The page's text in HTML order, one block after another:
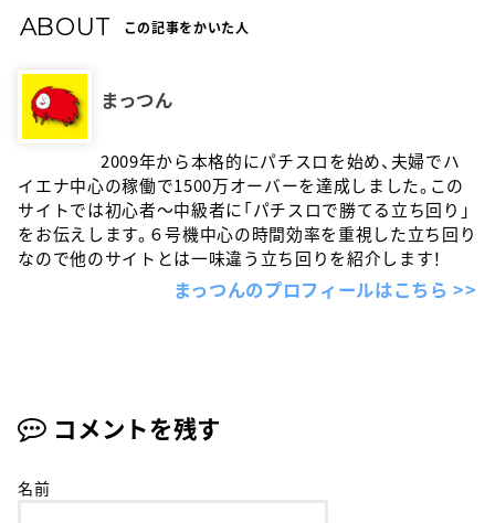
ABOUT この記事をかいた人
まっつん
2009年から本格的にパチスロを始め、夫婦でハ
イエナ中心の稼働で1500万オーバーを達成しました。この
サイトでは初心者〜中級者に「パチスロで勝てる立ち回り」
をお伝えします。６号機中心の時間効率を重視した立ち回り
なので他のサイトとは一味違う立ち回りを紹介します！
まっつんのプロフィールはこちら >>
コメントを残す
名前